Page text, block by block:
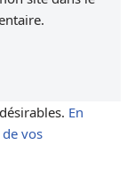
En
vos